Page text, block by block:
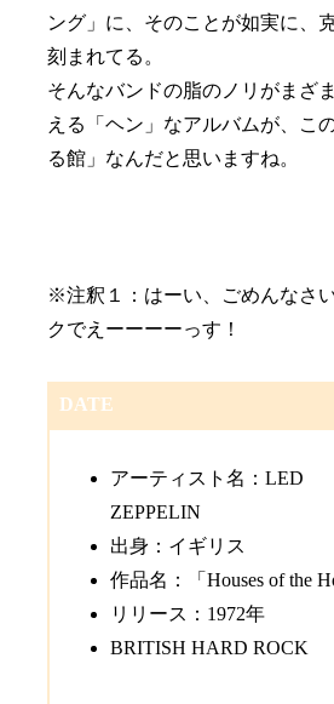
ング」に、そのことが如実に、克
刻まれてる。
そんなバンドの脂のノリがまざ
える「ヘン」なアルバムが、こ
る館」なんだと思いますね。
※注釈１：はーい、ごめんなさ
クでえーーーーっす！
DATE
アーティスト名：LED
ZEPPELIN
出身：イギリス
作品名：「Houses of the
リリース：1972年
BRITISH HARD ROCK